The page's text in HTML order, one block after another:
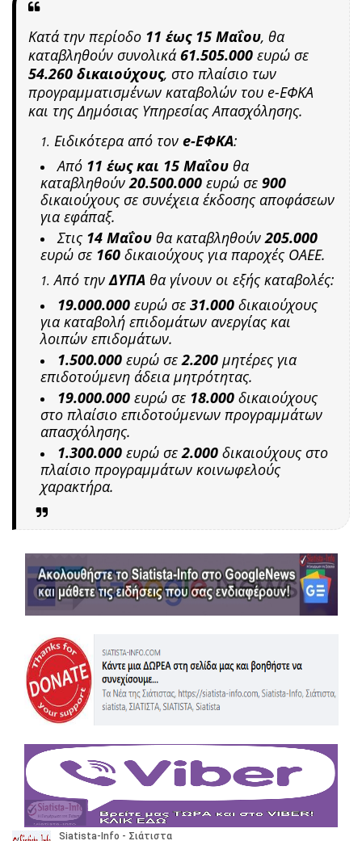
Κατά την περίοδο 11 έως 15 Μαΐου, θα
καταβληθούν συνολικά 61.505.000 ευρώ σε
54.260 δικαιούχους, στο πλαίσιο των
προγραμματισμένων καταβολών του e-ΕΦΚΑ
και της Δημόσιας Υπηρεσίας Απασχόλησης.
Ειδικότερα από τον e-ΕΦΚΑ:
Από 11 έως και 15 Μαΐου θα
καταβληθούν20.500.000 ευρώ σε 900
δικαιούχους σε συνέχεια έκδοσης αποφάσεων
για εφάπαξ.
Στις 14 Μαΐου θα καταβληθούν205.000
ευρώ σε 160 δικαιούχους για παροχές ΟΑΕΕ.
Από τηνΔΥΠΑ θα γίνουν οι εξής καταβολές:
19.000.000 ευρώ σε 31.000 δικαιούχους
για καταβολή επιδομάτων ανεργίας και
λοιπών επιδομάτων.
1.500.000 ευρώ σε2.200 μητέρες για
επιδοτούμενη άδεια μητρότητας.
19.000.000 ευρώ σε 18.000 δικαιούχους
στο πλαίσιο επιδοτούμενων προγραμμάτων
απασχόλησης.
1.300.000 ευρώ σε2.000 δικαιούχους στο
πλαίσιο προγραμμάτων κοινωφελούς
χαρακτήρα.